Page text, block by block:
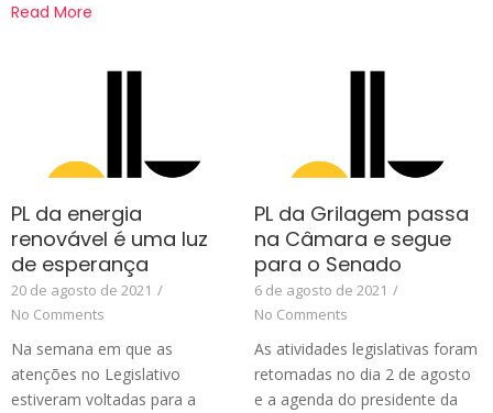
Read More
PL da energia
renovável é uma luz
de esperança
20 de agosto de 2021 /
No Comments
Na semana em que as
atenções no Legislativo
estiveram voltadas para a
PL da Grilagem passa
na Câmara e segue
para o Senado
6 de agosto de 2021 /
No Comments
As atividades legislativas foram
retomadas no dia 2 de agosto
e a agenda do presidente da